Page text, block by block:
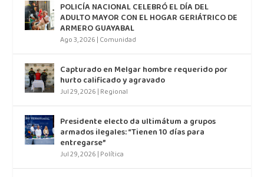
POLICÍA NACIONAL CELEBRÓ EL DÍA DEL
ADULTO MAYOR CON EL HOGAR GERIÁTRICO DE
ARMERO GUAYABAL
Ago 3, 2026 | Comunidad
Capturado en Melgar hombre requerido por
hurto calificado y agravado
Jul 29, 2026 | Regional
Presidente electo da ultimátum a grupos
armados ilegales: “Tienen 10 días para
entregarse”
Jul 29, 2026 | Política